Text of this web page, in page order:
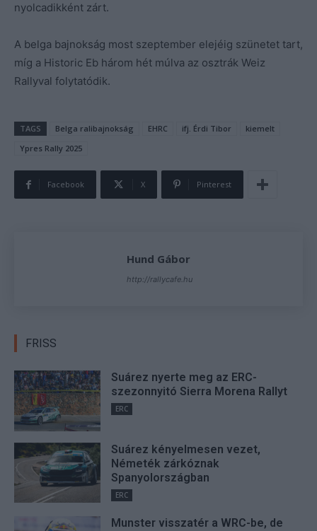
nyolcadikként zárt.
A belga bajnokság most szeptember elejéig szünetet tart,
míg a Historic Eb három hét múlva az osztrák Weiz
Rallyval folytatódik.
TAGS Belga ralibajnokság EHRC ifj. Érdi Tibor
kiemelt
Ypres Rally 2025
Facebook X Pinterest
Hund Gábor
http://rallycafe.hu
FRISS
Suárez nyerte meg az ERC-
szezonnyitó Sierra Morena Rallyt
ERC
Suárez kényelmesen vezet,
Németék zárkóznak
Spanyolországban
ERC
Munster visszatér a WRC-be, de